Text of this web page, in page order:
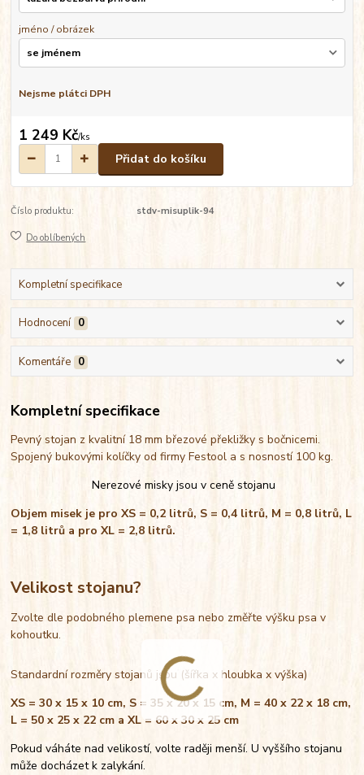
jméno / obrázek
Nejsme plátci DPH
1 249 Kč/ks
Přidat do košíku
Číslo produktu: stdv-misuplik-94
Do oblíbených
Kompletní specifikace
Hodnocení 0
Komentáře 0
Kompletní specifikace
Pevný stojan z kvalitní 18 mm březové překližky s bočnicemi.
Spojený bukovými kolíčky od firmy Festool a s nosností 100 kg.
Nerezové misky jsou v ceně stojanu
Objem misek je pro XS = 0,2 litrů, S = 0,4 litrů, M = 0,8 litrů, L
= 1,8 litrů a pro XL = 2,8 litrů.
Velikost stojanu?
Zvolte dle podobného plemene psa nebo změřte výšku psa v
kohoutku.
Standardní rozměry stojanů jsou (šířka x hloubka x výška)
XS = 30 x 15 x 10 cm, S = 35 x 20 x 15 cm, M = 40 x 22 x 18 cm,
L = 50 x 25 x 22 cm a XL = 60 x 30 x 25 cm
Pokud váháte nad velikostí, volte raději menší. U vyššího stojanu
může docházet k zalykání.